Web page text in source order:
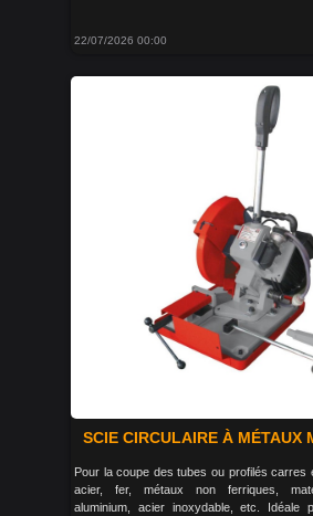
22/07/2026 00:00
SCIE CIRCULAIRE À MÉTAUX
Pour la coupe des tubes ou profilés carres
acier, fer, métaux non ferriques,
aluminium, acier inoxydable, etc. Idéale